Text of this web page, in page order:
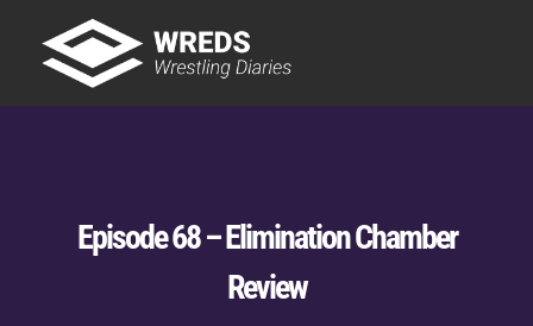
content
Episode 68 – Elimination Chamber
Review